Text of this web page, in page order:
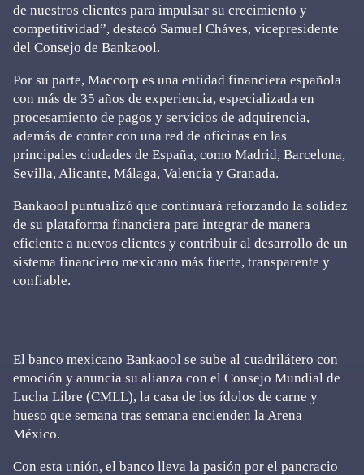
de nuestros clientes para impulsar su crecimiento y
competitividad”, destacó Samuel Cháves, vicepresidente
del Consejo de Bankaool.
Por su parte, Maccorp es una entidad financiera española
con más de 35 años de experiencia, especializada en
procesamiento de pagos y servicios de adquirencia,
además de contar con una red de oficinas en las
principales ciudades de España, como Madrid, Barcelona,
Sevilla, Alicante, Málaga, Valencia y Granada.
Bankaool puntualizó que continuará reforzando la solidez
de su plataforma financiera para integrar de manera
eficiente a nuevos clientes y contribuir al desarrollo de un
sistema financiero mexicano más fuerte, transparente y
confiable.
El banco mexicano Bankaool se sube al cuadrilátero con
emoción y anuncia su alianza con el Consejo Mundial de
Lucha Libre (CMLL), la casa de los ídolos de carne y
hueso que semana tras semana encienden la Arena
México.
Con esta unión, el banco lleva la pasión por el pancracio